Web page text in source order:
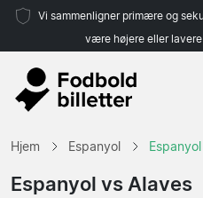
Vi sammenligner primære og
være højere eller
Hjem Espanyol
Espanyol vs Alaves